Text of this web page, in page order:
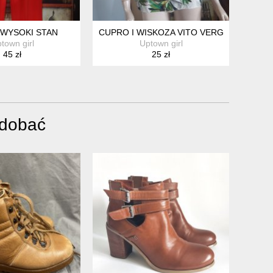
STAN
girl
45 zł
CUPRO I WISKOZA VITO VERGELIS
Uptown girl
25 zł